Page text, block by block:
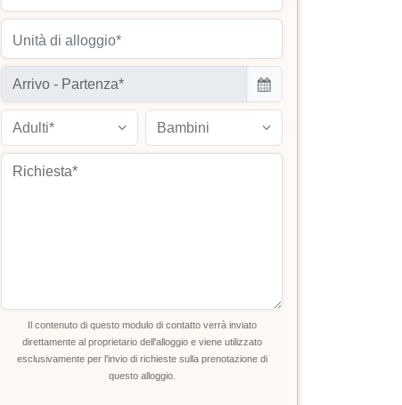
Unità di alloggio*
Adulti* Bambini
Il contenuto di questo modulo di contatto verrà inviato
direttamente al proprietario dell'alloggio e viene utilizzato
esclusivamente per l'invio di richieste sulla prenotazione di
questo alloggio.